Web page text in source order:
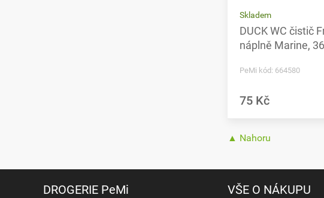
Skladem
DUCK WC čistič
náplně Marine,
PeMi kód: 664580
75 Kč
▲ Nahoru
DROGERIE PeMi VŠE O NÁKUPU